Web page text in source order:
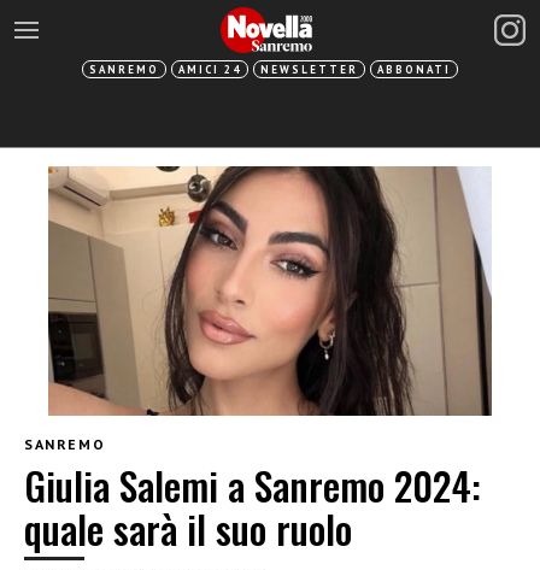
SANREMO AMICI 24 NEWSLETTER ABBONATI
SANREMO
Giulia Salemi a Sanremo 2024:
quale sarà il suo ruolo